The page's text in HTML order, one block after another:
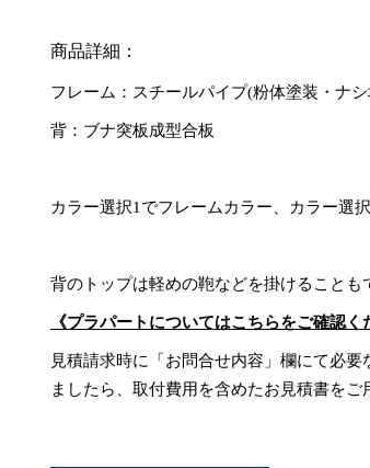
商品詳細：
フレーム：スチールパイプ(粉体塗装・ナ
背：ブナ突板成型合板
カラー選択1でフレームカラー、カラー選
背のトップは軽めの鞄などを掛けることも
《プラパートについてはこちらをご確認く
見積請求時に「お問合せ内容」欄にて必
ましたら、取付費用を含めたお見積書をご